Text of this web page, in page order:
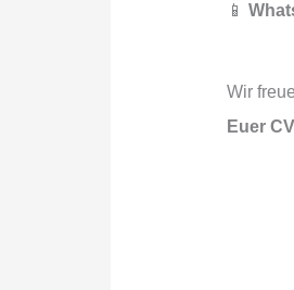
📱
Wir
Euer